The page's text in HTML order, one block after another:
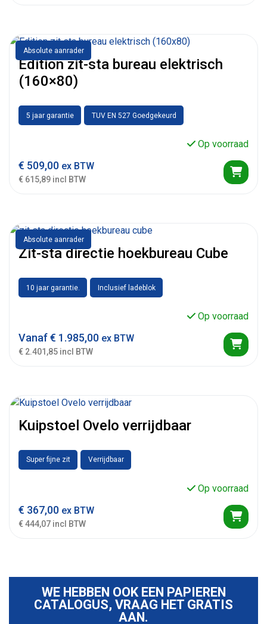
Absolute aanrader
Edition zit-sta bureau elektrisch
(160×80)
5 jaar garantie TUV EN 527 Goedgekeurd
Op voorraad
€ 509,00 ex BTW
€ 615,89 incl BTW
Absolute aanrader
Zit-sta directie hoekbureau Cube
10 jaar garantie. Inclusief ladeblok
Op voorraad
Vanaf€ 1.985,00 ex BTW
€ 2.401,85 incl BTW
Kuipstoel Ovelo verrijdbaar
Super fijne zit Verrijdbaar
Op voorraad
€ 367,00 ex BTW
€ 444,07 incl BTW
WE HEBBEN OOK EEN PAPIEREN
CATALOGUS, VRAAG HET GRATIS
AAN.